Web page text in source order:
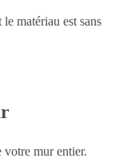
matériau est sans
votre mur entier.